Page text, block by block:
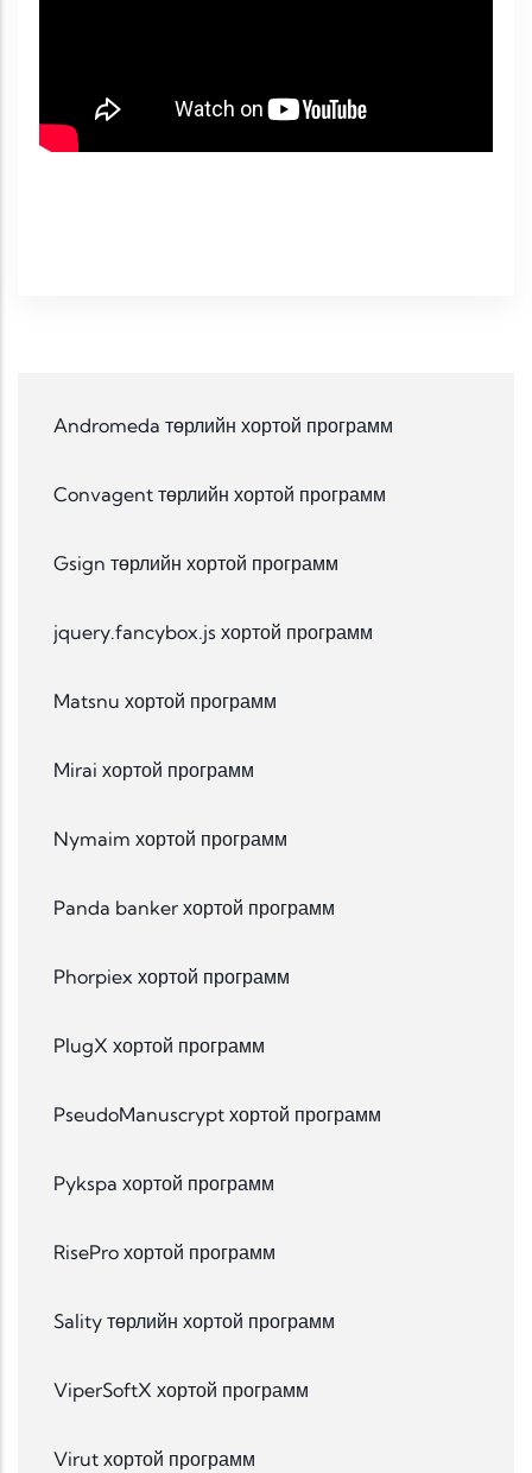
Andromeda төрлийн хортой программ
Convagent төрлийн хортой программ
Gsign төрлийн хортой программ
jquery.fancybox.js хортой программ
Matsnu хортой программ
Mirai хортой программ
Nymaim хортой программ
Panda banker хортой программ
Phorpiex хортой программ
PlugX хортой программ
PseudoManuscrypt хортой программ
Pykspa хортой программ
RisePro хортой программ
Sality төрлийн хортой программ
ViperSoftX хортой программ
Virut хортой программ